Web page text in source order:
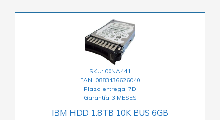
SKU: 00NA441
EAN: 0883436626040
Plazo entrega: 7D
Garantía: 3 MESES
IBM HDD 1.8TB 10K BUS 6GB